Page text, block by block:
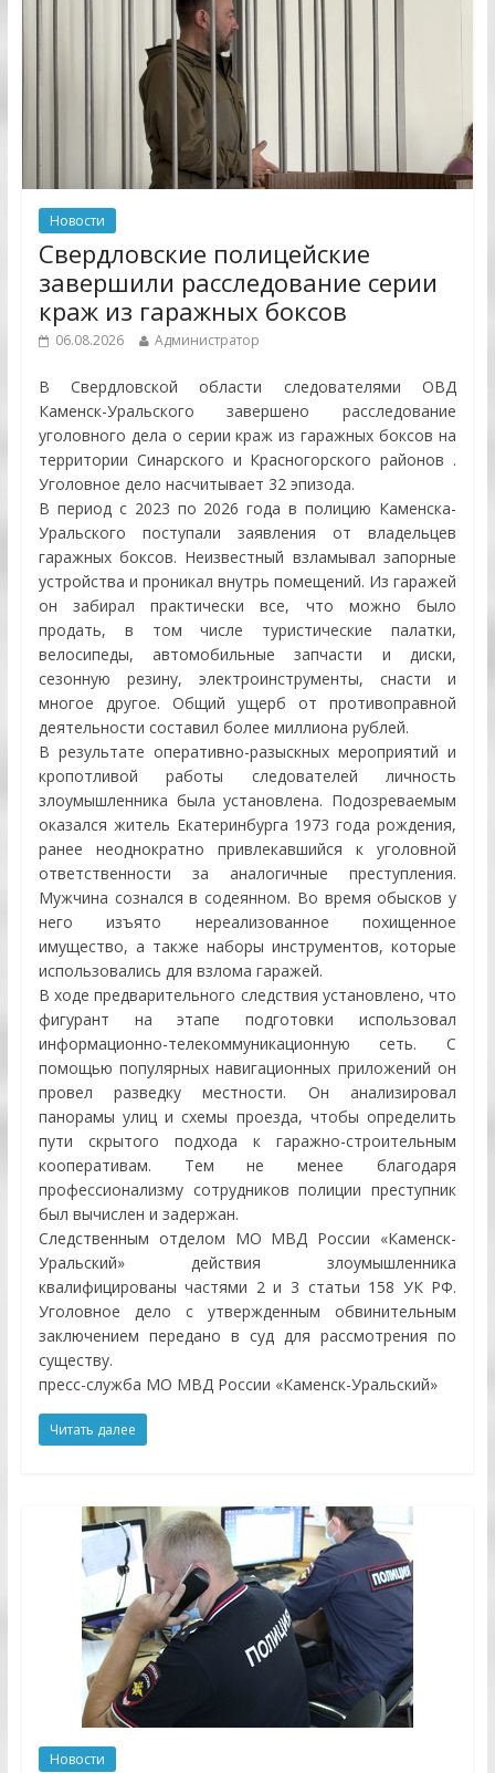
Новости
Свердловские полицейские
завершили расследование серии
краж из гаражных боксов
06.08.2026 Администратор
В Свердловской области следователями ОВД
Каменск-Уральского завершено расследование
уголовного дела о серии краж из гаражных боксов на
территории Синарского и Красногорского районов .
Уголовное дело насчитывает 32 эпизода.
В период с 2023 по 2026 года в полицию Каменска-
Уральского поступали заявления от владельцев
гаражных боксов. Неизвестный взламывал запорные
устройства и проникал внутрь помещений. Из гаражей
он забирал практически все, что можно было
продать, в том числе туристические палатки,
велосипеды, автомобильные запчасти и диски,
сезонную резину, электроинструменты, снасти и
многое другое. Общий ущерб от противоправной
деятельности составил более миллиона рублей.
В результате оперативно-разыскных мероприятий и
кропотливой работы следователей личность
злоумышленника была установлена. Подозреваемым
оказался житель Екатеринбурга 1973 года рождения,
ранее неоднократно привлекавшийся к уголовной
ответственности за аналогичные преступления.
Мужчина сознался в содеянном. Во время обысков у
него изъято нереализованное похищенное
имущество, а также наборы инструментов, которые
использовались для взлома гаражей.
В ходе предварительного следствия установлено, что
фигурант на этапе подготовки использовал
информационно-телекоммуникационную сеть. С
помощью популярных навигационных приложений он
провел разведку местности. Он анализировал
панорамы улиц и схемы проезда, чтобы определить
пути скрытого подхода к гаражно-строительным
кооперативам. Тем не менее благодаря
профессионализму сотрудников полиции преступник
был вычислен и задержан.
Следственным отделом МО МВД России «Каменск-
Уральский» действия злоумышленника
квалифицированы частями 2 и 3 статьи 158 УК РФ.
Уголовное дело с утвержденным обвинительным
заключением передано в суд для рассмотрения по
существу.
пресс-служба МО МВД России «Каменск-Уральский»
Читать далее
Новости